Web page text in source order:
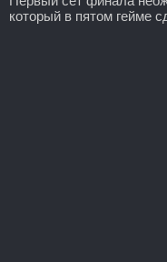
который в пятом гейме